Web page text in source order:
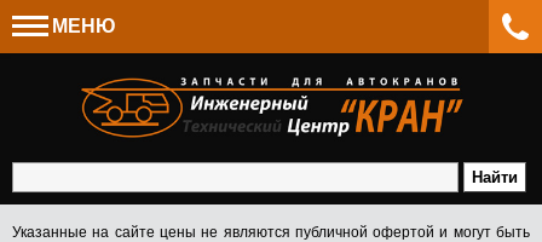
МЕНЮ
Указанные на сайте цены не являются публичной офертой и могут быть